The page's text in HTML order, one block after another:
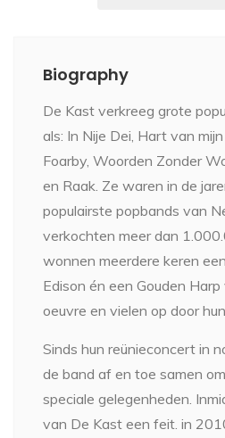
Biography
De Kast verkreeg grote
als: In Nije Dei, Hart van
Foarby, Woorden Zonder
en Raak. Ze waren in de
populairste popbands van
verkochten meer dan
wonnen meerdere keren
Edison én een Gouden
oeuvre en vielen op door
Sinds hun reünieconcert in
de band af en toe samen
speciale gelegenheden.
van De Kast een feit. in